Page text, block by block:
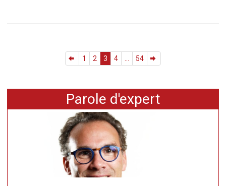
1 2 3 4 54
Parole d'expert